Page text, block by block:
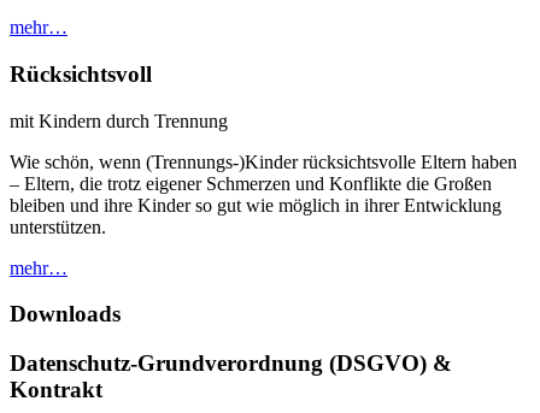
mehr…
Rücksichtsvoll
mit Kindern durch Trennung
Wie schön, wenn (Trennungs-)Kinder rücksichtsvolle Eltern haben
– Eltern, die trotz eigener Schmerzen und Konflikte die Großen
bleiben und ihre Kinder so gut wie möglich in ihrer Entwicklung
unterstützen.
mehr…
Downloads
Datenschutz-Grundverordnung (DSGVO) &
Kontrakt